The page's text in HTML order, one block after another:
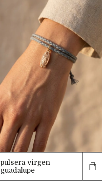
pulsera virgen
guadalupe